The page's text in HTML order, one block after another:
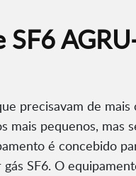
SF6
precisavam de mais
mais pequenos, mas
é concebido
SF6. O